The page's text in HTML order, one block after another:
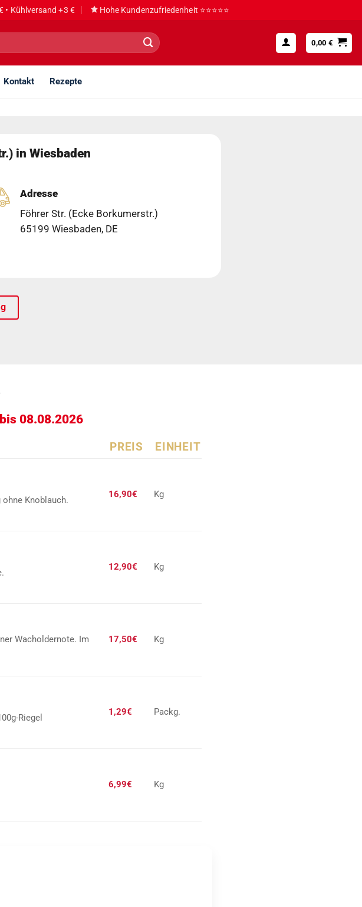
• Kühlversand +3 € Hohe Kundenzufriedenheit ⭐⭐⭐⭐⭐
0,00€
Kontakt Rezepte
in Wiesbaden
Adresse
Föhrer Str. (Ecke Borkumerstr.)
65199 Wiesbaden, DE
08.08.2026
PREIS EINHEIT
Knoblauch.
16,90€ Kg
12,90€ Kg
Wacholdernote. Im
17,50€ Kg
Riegel
1,29€ Packg.
6,99€ Kg